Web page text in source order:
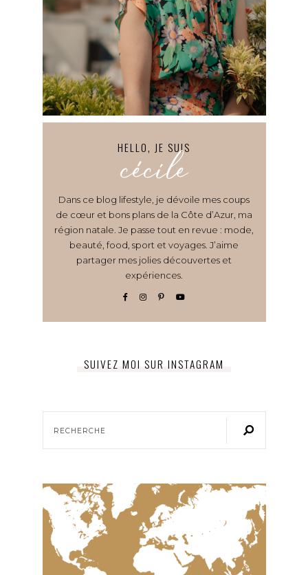
HELLO, JE SUIS
cécile
Dans ce blog lifestyle, je dévoile mes coups
de cœur et bons plans de la Côte d’Azur, ma
région natale. Je passe tout en revue : mode,
beauté, food, sport et voyages. J’aime
partager mes jolies découvertes et
expériences.
SUIVEZ MOI SUR INSTAGRAM